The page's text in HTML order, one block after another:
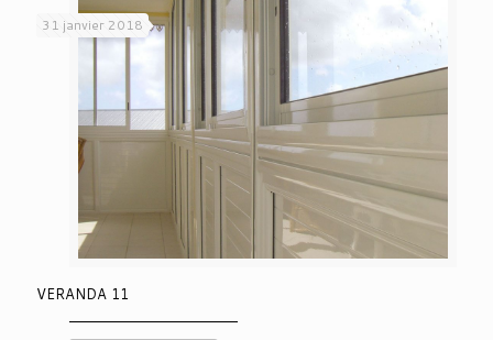
31 janvier 2018
VERANDA 11